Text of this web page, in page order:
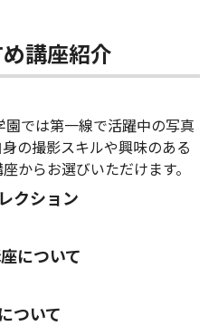
講座紹介
園では第一線で活躍中の写真
の撮影スキルや興味のある
からお選びいただけます。
クション
について
ついて